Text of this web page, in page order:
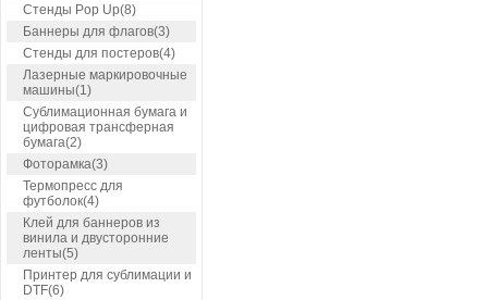
Стенды Pop Up(8)
Баннеры для флагов(3)
Стенды для постеров(4)
Лазерные маркировочные
машины(1)
Сублимационная бумага и
цифровая трансферная
бумага(2)
Фоторамка(3)
Термопресс для
футболок(4)
Клей для баннеров из
винила и двусторонние
ленты(5)
Принтер для сублимации и
DTF(6)